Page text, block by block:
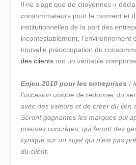
Il ne s’agit que de citoyennes «
consommateurs pour le moment et
institutionnelles de la part des
incontestablement, l’environnement
nouvelle préoccupation du
des clients ont un véritable
Enjeu 2010 pour les entreprises :
l’occasion unique de redonner du
avec des valeurs et de créer du lien
Seront gagnantes les marques qui
preuves concrètes, qui feront des
cynique sur un sujet qui n’est pas
du client.